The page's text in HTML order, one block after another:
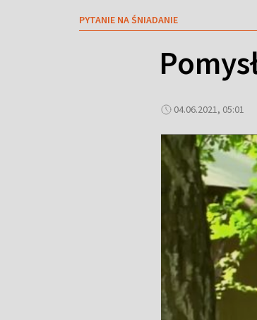
PYTANIE NA ŚNIADANIE
04.06.2021, 05:01